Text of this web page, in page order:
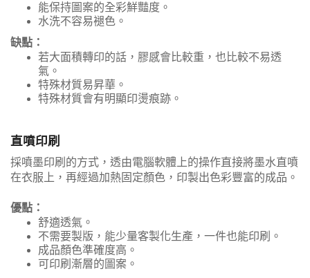
能保持圖案的全彩鮮豔度。
水洗不容易褪色。
缺點：
若大面積轉印的話，膠感會比較重，也比較不易透
氣。
特殊材質易昇華。
特殊材質會有明顯印燙痕跡。
直噴印刷
採噴墨印刷的方式，透由電腦軟體上的操作直接將墨水直噴
在衣服上，再經過加熱固定顏色，印製出色彩豐富的成品。
優點：
舒適透氣。
不需要製版，能少量客製化生產，一件也能印刷。
成品顏色準確度高。
可印刷漸層的圖案。